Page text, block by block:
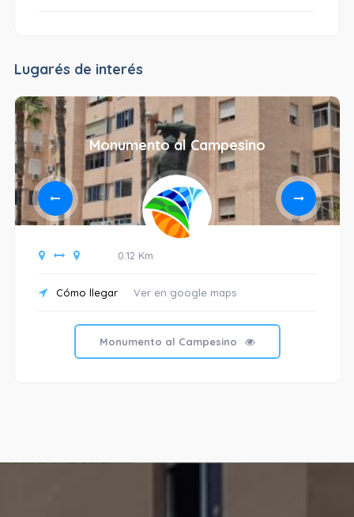
Lugarés de interés
Monumento al Campesino
0.12 Km
Cómo llegar Ver en google maps
Monumento al Campesino